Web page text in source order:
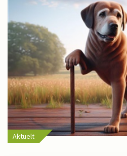
Aktuelt